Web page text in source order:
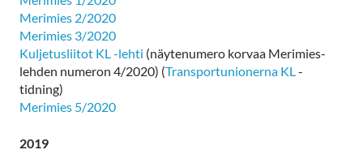
Merimies 2/2020
Merimies 3/2020
Kuljetusliitot KL -lehti (näytenumero korvaa Merimies-
lehden numeron 4/2020) (Transportunionerna KL-
tidning)
Merimies 5/2020
2019